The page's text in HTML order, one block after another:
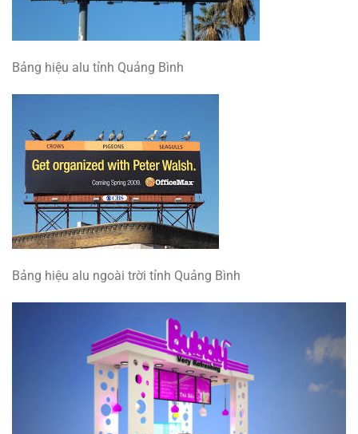
Bảng hiệu alu tỉnh Quảng Bình
Bảng hiệu alu ngoài trời tỉnh Quảng Bình